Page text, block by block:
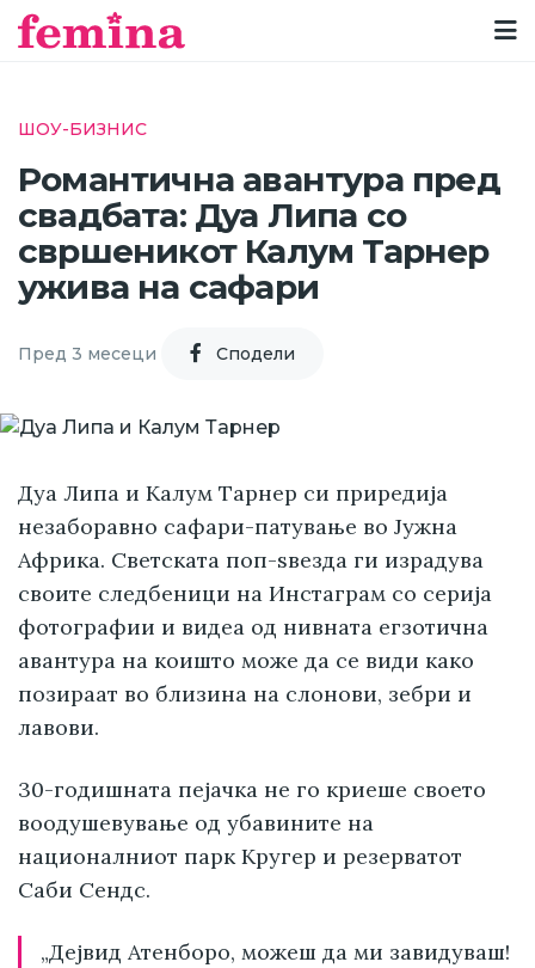
ШОУ-БИЗНИС
Романтична авантура пред
свадбата: Дуа Липа со
свршеникот Калум Тарнер
ужива на сафари
Пред 3 месеци Cподели
Дуа Липа и Калум Тарнер си приредија
незаборавно сафари-патување во Јужна
Африка. Светската поп-ѕвезда ги израдува
своите следбеници на Инстаграм со серија
фотографии и видеа од нивната егзотична
авантура на коишто може да се види како
позираат во близина на слонови, зебри и
лавови.
30-годишната пејачка не го криеше своето
воодушевување од убавините на
националниот парк Кругер и резерватот
Саби Сендс.
„Дејвид Атенборо, можеш да ми завидуваш!